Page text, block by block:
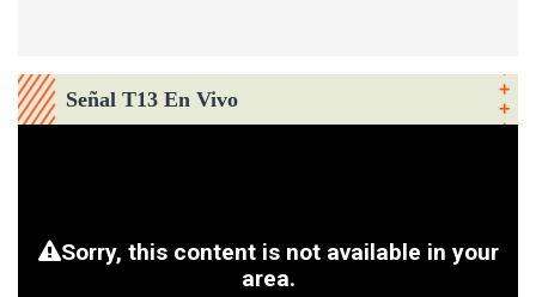
Señal T13 En Vivo